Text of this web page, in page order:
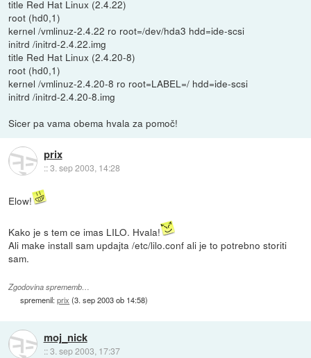
title Red Hat Linux (2.4.22)
root (hd0,1)
kernel /vmlinuz-2.4.22 ro root=/dev/hda3 hdd=ide-scsi
initrd /initrd-2.4.22.img
title Red Hat Linux (2.4.20-8)
root (hd0,1)
kernel /vmlinuz-2.4.20-8 ro root=LABEL=/ hdd=ide-scsi
initrd /initrd-2.4.20-8.img
Sicer pa vama obema hvala za pomoč!
prix
::3. sep 2003, 14:28
Elow!
Kako je s tem ce imas LILO. Hvala!
Ali make install sam updajta /etc/lilo.conf ali je to potrebno storiti
sam.
Zgodovina sprememb…
spremenil:prix (3. sep 2003 ob 14:58)
moj_nick
::3. sep 2003, 17:37